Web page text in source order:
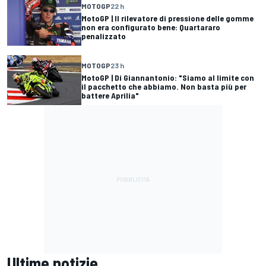
MOTOGP22 h
MotoGP | Il rilevatore di pressione delle gomme
non era configurato bene: Quartararo
penalizzato
MOTOGP23 h
MotoGP | Di Giannantonio: "Siamo al limite con
il pacchetto che abbiamo. Non basta più per
battere Aprilia"